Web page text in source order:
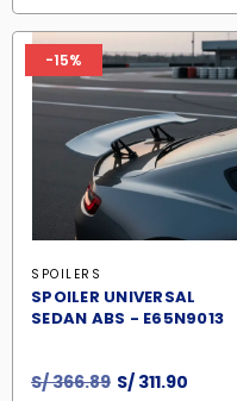
-15%
SPOILERS
SPOILER UNIVERSAL
SEDAN ABS - E65N9013
S/366.89 El
S/ 311.90